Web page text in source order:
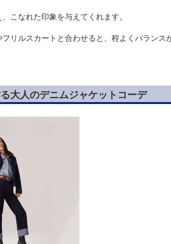
こなれた印象を与えてくれます。
リルスカートと合わせると、程よくバラン
大人のデニムジャケットコーデ